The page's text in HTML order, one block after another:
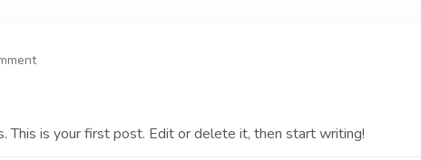
This is your first post. Edit or delete it, then start writing!